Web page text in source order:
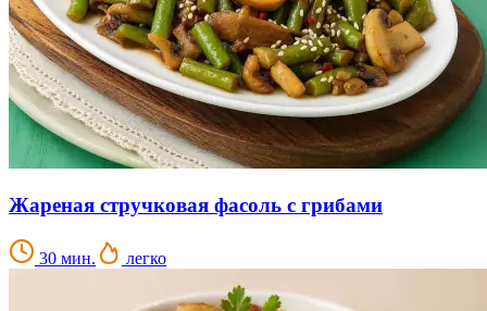
Жареная стручковая фасоль с грибами
30 мин. легко